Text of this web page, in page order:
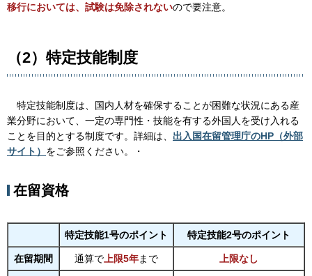
移行においては、試験は免除されないので要注意。
（2）特定技能制度
特定技能制度は、国内人材を確保することが困難な状況にある産
業分野において、一定の専門性・技能を有する外国人を受け入れる
ことを目的とする制度です。詳細は、 出入国在留管理庁のHP（外部
サイト） をご参照ください。・
在留資格
特定技能1号のポイント 特定技能2号のポイント
在留期間 通算で 上限5年まで 上限なし